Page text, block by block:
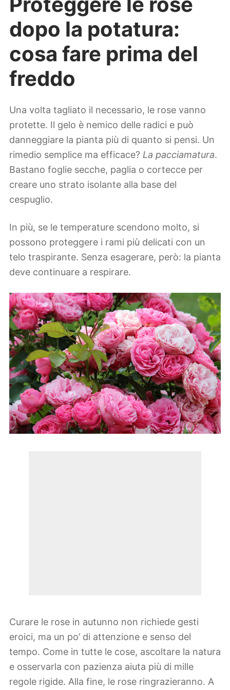
dopo la potatura:
cosa fare prima del
freddo
Una volta tagliato il necessario, le rose vanno
protette. Il gelo è nemico delle radici e può
danneggiare la pianta più di quanto si pensi. Un
rimedio semplice ma efficace? La pacciamatura.
Bastano foglie secche, paglia o cortecce per
creare uno strato isolante alla base del
cespuglio.
In più, se le temperature scendono molto, si
possono proteggere i rami più delicati con un
telo traspirante. Senza esagerare, però: la pianta
deve continuare a respirare.
Curare le rose in autunno non richiede gesti
eroici, ma un po’ di attenzione e senso del
tempo. Come in tutte le cose, ascoltare la natura
e osservarla con pazienza aiuta più di mille
regole rigide. Alla fine, le rose ringrazieranno. A